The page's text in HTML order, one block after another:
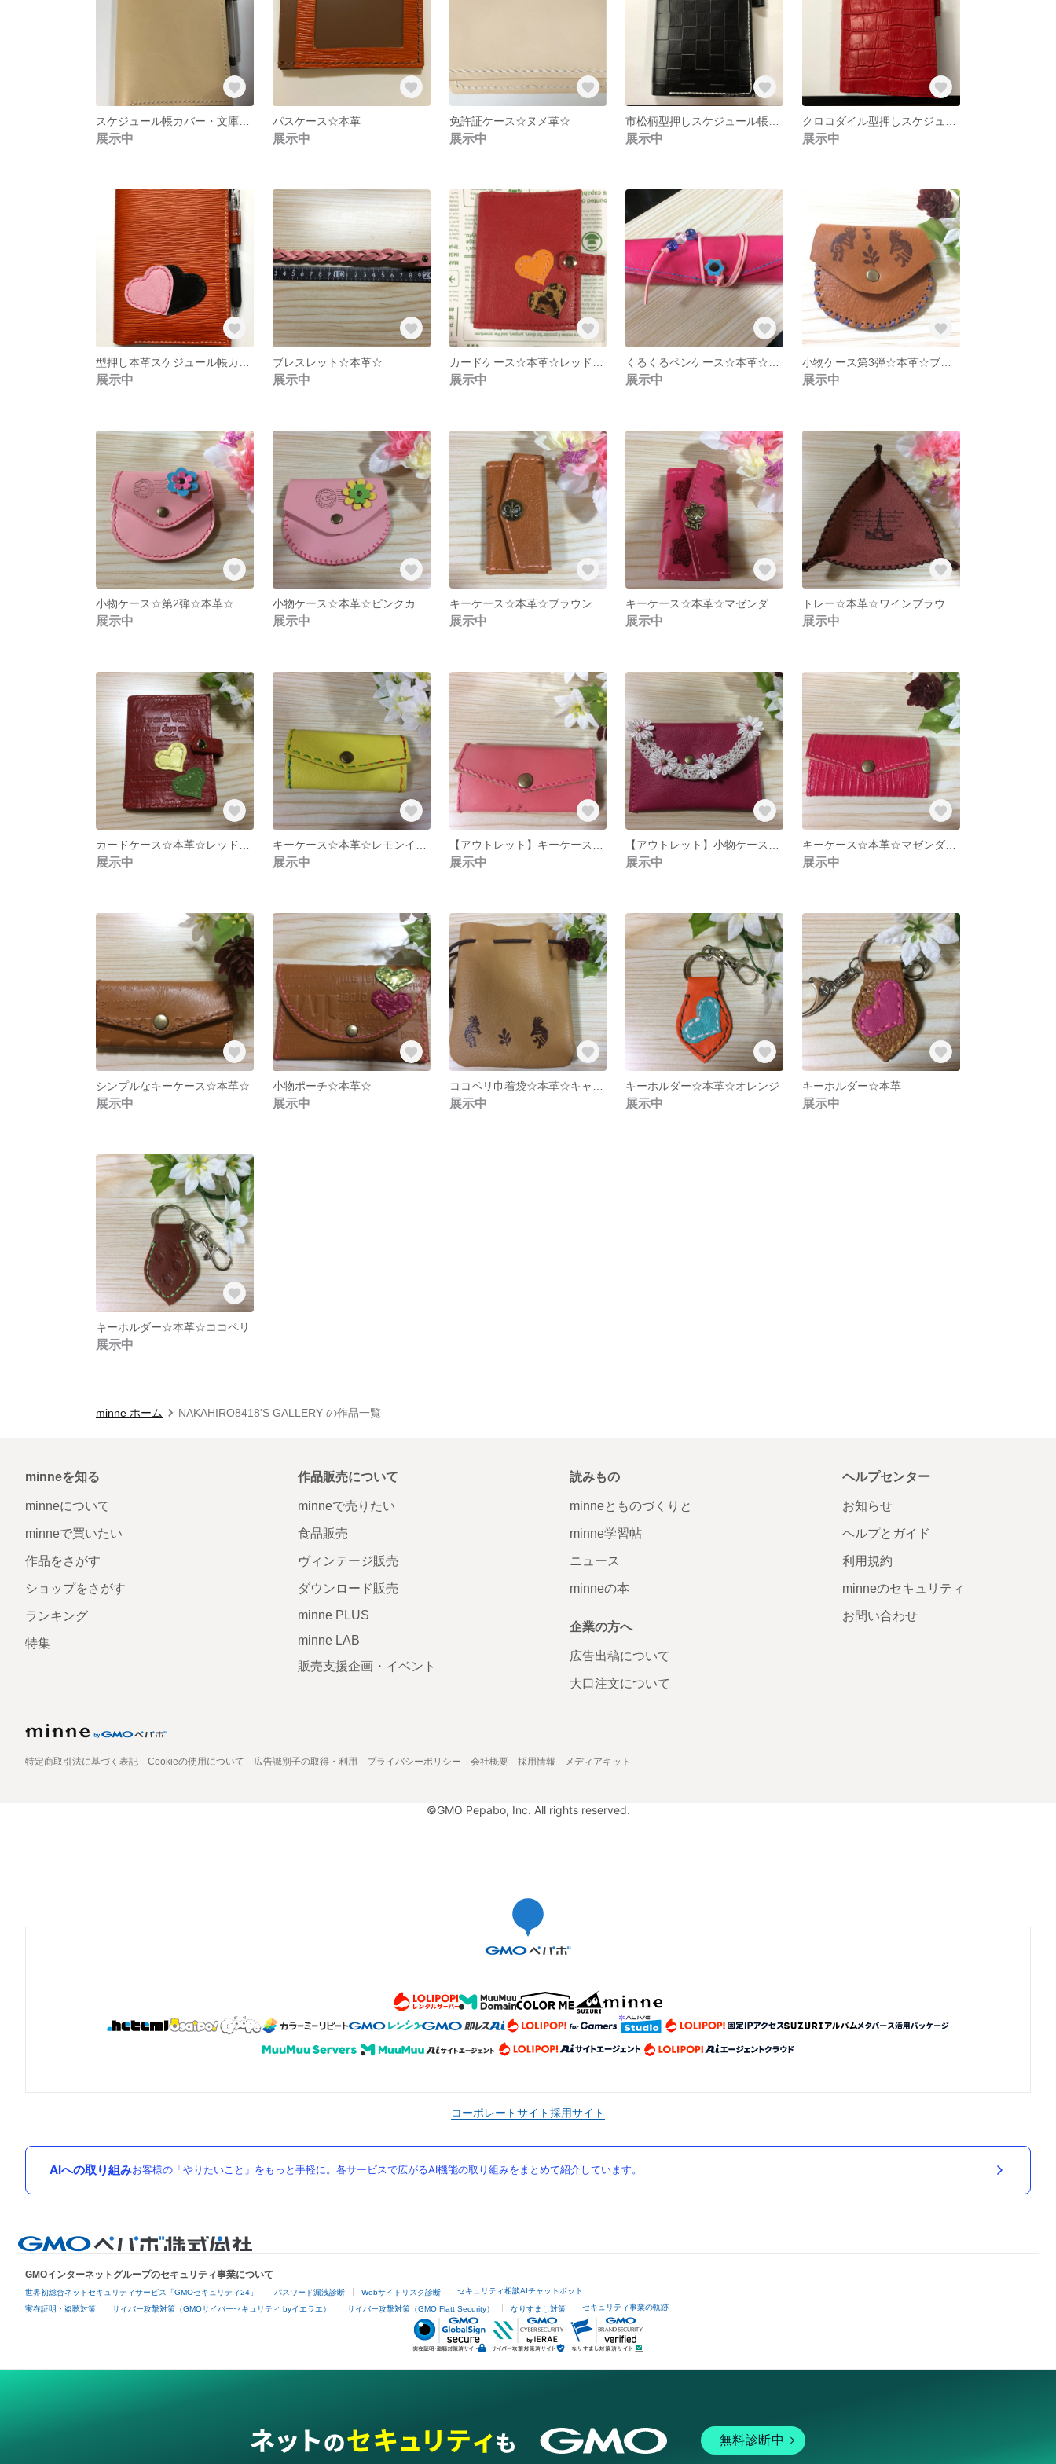
展示中
パスケース☆本革
展示中
免許証ケース☆ヌメ革☆
展示中 展示中 展示中
展示中
ブレスレット☆本革☆
展示中 展示中 展示中 展示中
展示中 展示中 展示中 展示中 展示中
展示中 展示中 展示中 展示中 展示中
シンプルなキーケース☆本革☆
展示中
小物ポーチ☆本革☆
展示中 展示中
キーホルダー☆本革☆オレンジ
展示中
キーホルダー☆本革
展示中
キーホルダー☆本革☆ココペリ
展示中
minne ホーム NAKAHIRO8418'S GALLERY の作品一覧
minneを知る
minneについて
minneで買いたい
作品をさがす
ショップをさがす
ランキング
特集
作品販売について
minneで売りたい
食品販売
ヴィンテージ販売
ダウンロード販売
minne PLUS
minne LAB
販売支援企画・イベント
読みもの
minneとものづくりと
minne学習帖
ニュース
minneの本
企業の方へ
広告出稿について
大口注文について
ヘルプセンター
お知らせ
ヘルプとガイド
利用規約
minneのセキュリティ
お問い合わせ
特定商取引法に基づく表記 Cookieの使用について 広告識別子の取得・利用 プライバシーポリシー 会社概要 採用情報 メディアキット
©GMO Pepabo, Inc. All rights reserved.
コーポレートサイト採用サイト
AIへの取り組みお客様の「やりたいこと」をもっと手軽に。各サービスで広がるAI機能の取り組みをまとめて紹介しています。
GMOインターネットグループのセキュリティ事業について
世界初総合ネットセキュリティサービス「GMOセキュリティ24」 パスワード漏洩診断 Webサイトリスク診断 セキュリティ相談AIチャットボット
実在証明・盗聴対策 サイバー攻撃対策（GMOサイバーセキュリティ byイエラエ） サイバー攻撃対策（GMO Flatt Security） なりすまし対策 セキュリティ事業の軌跡
無料診断中